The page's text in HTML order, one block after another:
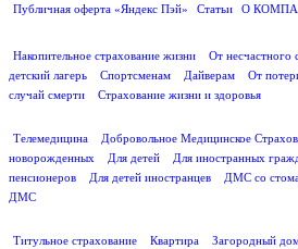
Публичная оферта «Яндекс Пэй»
Статьи О
Накопительное страхование жизни
От несчастного
детский лагерь
Спортсменам Дайверам От
случай смерти
Страхование жизни и здоровья
Телемедицина
Добровольное Медицинское
новорожденных
Для детей Для иностранных
пенсионеров
Для детей иностранцев ДМС со
ДМС
Титульное страхование
Квартира Загородный